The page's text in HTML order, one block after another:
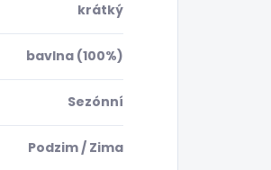
krátký
bavlna (100%)
Sezónní
Podzim / Zima